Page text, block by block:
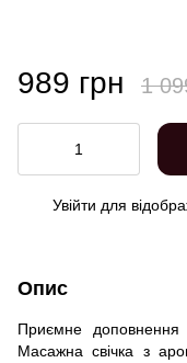
989 грн 1
Увійти для
Опис
Приємне доповнення
Масажна свічка з